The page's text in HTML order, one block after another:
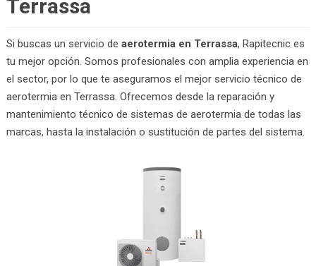
Terrassa
Si buscas un servicio de aerotermia en Terrassa, Rapitecnic es
tu mejor opción. Somos profesionales con amplia experiencia en
el sector, por lo que te aseguramos el mejor servicio técnico de
aerotermia en Terrassa. Ofrecemos desde la reparación y
mantenimiento técnico de sistemas de aerotermia de todas las
marcas, hasta la instalación o sustitución de partes del sistema.